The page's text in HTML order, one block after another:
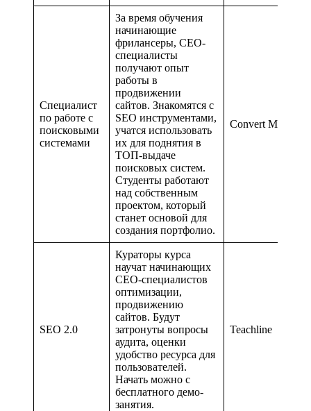
Специалист
по работе с
поисковыми
системами
За время обучения
начинающие
фрилансеры, СЕО-
специалисты
получают опыт
работы в
продвижении
сайтов. Знакомятся с
SEO инструментами,
учатся использовать
их для поднятия в
ТОП-выдаче
поисковых систем.
Студенты работают
над собственным
проектом, который
станет основой для
создания портфолио.
Convert Monster
SEO 2.0
Кураторы курса
научат начинающих
СЕО-специалистов
оптимизации,
продвижению
сайтов. Будут
затронуты вопросы
аудита, оценки
удобство ресурса для
пользователей.
Начать можно с
бесплатного демо-
занятия.
Teachline